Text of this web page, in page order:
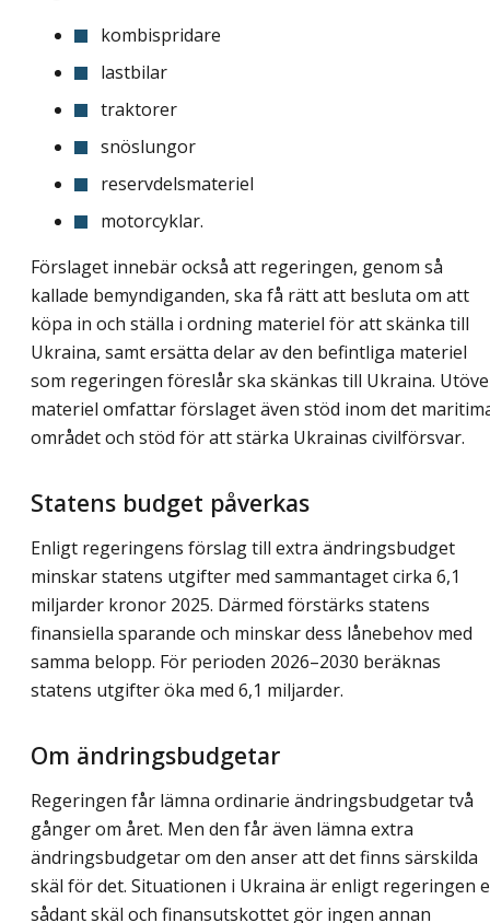
kombispridare
lastbilar
traktorer
snöslungor
reservdelsmateriel
motorcyklar.
Förslaget innebär också att regeringen, genom så
kallade bemyndiganden, ska få rätt att besluta om att
köpa in och ställa i ordning materiel för att skänka till
Ukraina, samt ersätta delar av den befintliga materiel
som regeringen föreslår ska skänkas till Ukraina.
materiel omfattar förslaget även stöd inom det
området och stöd för att stärka Ukrainas civilförsvar.
Statens budget påverkas
Enligt regeringens förslag till extra ändringsbudget
minskar statens utgifter med sammantaget cirka 6,1
miljarder kronor 2025. Därmed förstärks statens
finansiella sparande och minskar dess lånebehov med
samma belopp. För perioden 2026–2030 beräknas
statens utgifter öka med 6,1 miljarder.
Om ändringsbudgetar
Regeringen får lämna ordinarie ändringsbudgetar två
gånger om året. Men den får även lämna extra
ändringsbudgetar om den anser att det finns särskilda
skäl för det. Situationen i Ukraina är enligt regeringen
sådant skäl och finansutskottet gör ingen annan